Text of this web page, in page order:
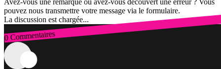
pouvez nous transmettre votre message via le formulaire.
La discussion est chargée...
0 Commentaires
Connexion